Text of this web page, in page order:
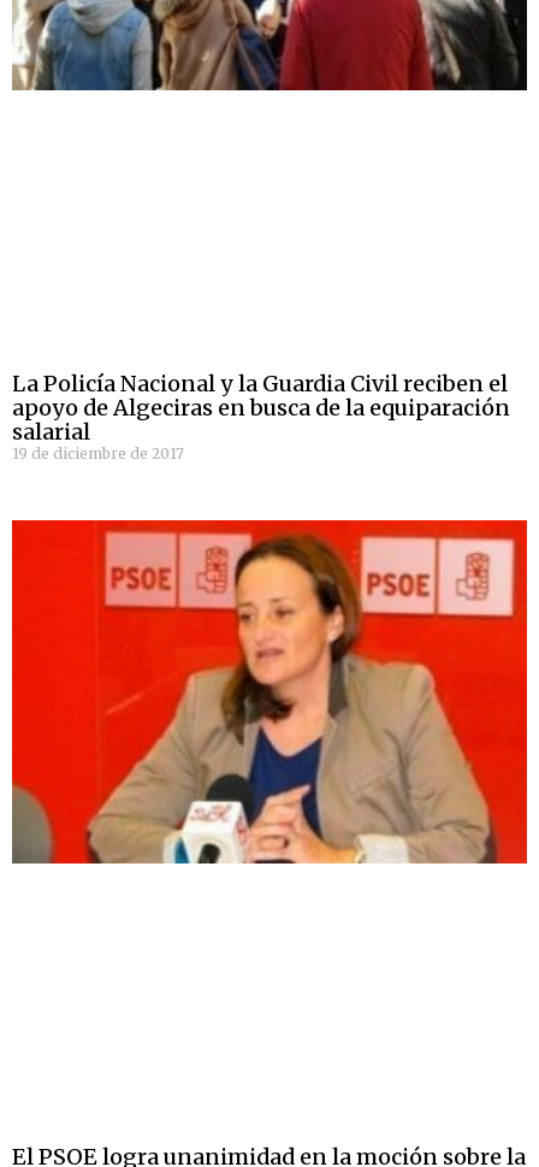
La Policía Nacional y la Guardia Civil reciben el
apoyo de Algeciras en busca de la equiparación
salarial
19 de diciembre de 2017
El PSOE logra unanimidad en la moción sobre la